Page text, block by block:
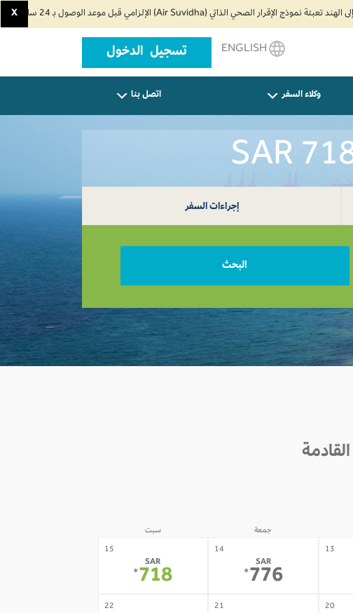
X
تسجيل الدخول
وكلاء السفر اتصل بنا
إجراءات السفر
البحث
جمعة سبت
13
14
SAR
776
*
15
SAR
718
*
20
21
22